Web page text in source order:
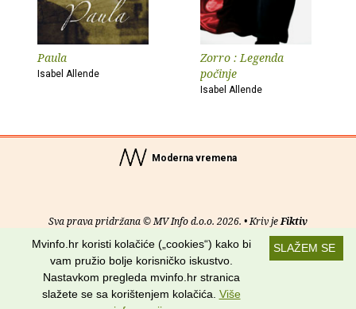
Paula
Isabel Allende
Zorro : Legenda
počinje
Isabel Allende
Moderna vremena
Sva prava pridržana © MV Info d.o.o. 2026. • Kriv jeFiktiv
Uvjeti korištenja RSS kanali
Potraži nas na:
SLAŽEM SE
Mvinfo.hr koristi kolačiće („cookies“) kako bi
vam pružio bolje korisničko iskustvo.
Nastavkom pregleda mvinfo.hr stranica
slažete se sa korištenjem kolačića. Više